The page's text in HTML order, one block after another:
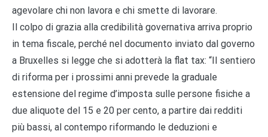
agevolare chi non lavora e chi smette di lavorare.
Il colpo di grazia alla credibilità governativa arriva proprio
in tema fiscale, perché nel documento inviato dal governo
a Bruxelles si legge che si adotterà la flat tax: “Il sentiero
di riforma per i prossimi anni prevede la graduale
estensione del regime d’imposta sulle persone fisiche a
due aliquote del 15 e 20 per cento, a partire dai redditi
più bassi, al contempo riformando le deduzioni e